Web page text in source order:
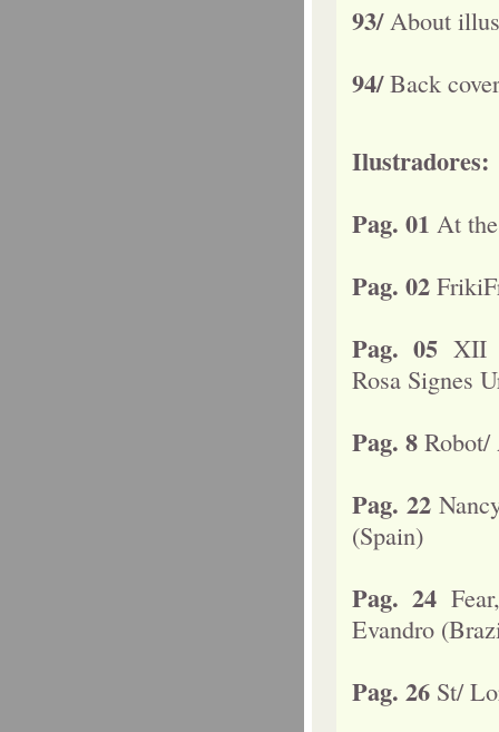
93/About
94/Back
Ilustradores:
Pag. 01 At
Pag. 02
Pag. 05XII
Rosa Signes
Pag. 8 Robot/
Pag. 22
(Spain)
Pag. 24
Evandro
Pag. 26 St/